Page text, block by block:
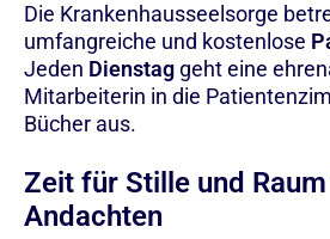
Die Krankenhausseelsorge
umfangreiche und kostenlose
Jeden Dienstag geht eine
Mitarbeiterin in die
Bücher aus.
Zeit für Stille und
Andachten